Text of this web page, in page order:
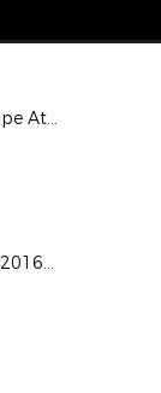
La dernière Finale de Coupe Atlantique Féminine Crédit-Mutuel !
Coupe Atlantique Futsal 2016-2017 : revivez la finale remportée par Saint Herblain Pépite FC